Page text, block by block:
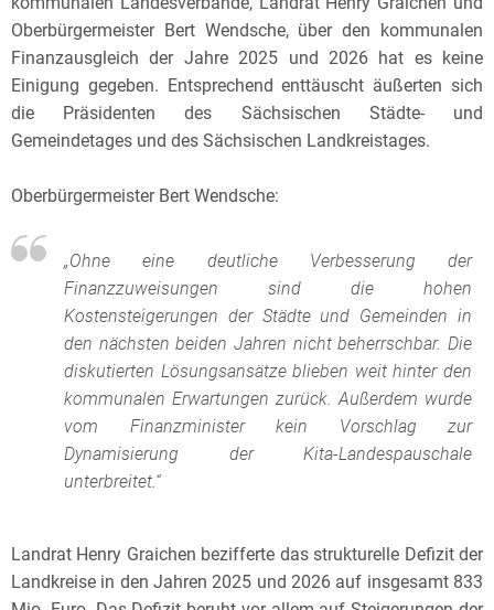
Oberbürgermeister Bert Wendsche, über den kommunalen
Finanzausgleich der Jahre 2025 und 2026 hat es keine
Einigung gegeben. Entsprechend enttäuscht äußerten sich
die Präsidenten des Sächsischen Städte- und
Gemeindetages und des Sächsischen Landkreistages.
Oberbürgermeister Bert Wendsche:
„Ohne eine deutliche Verbesserung der
Finanzzuweisungen sind die hohen
Kostensteigerungen der Städte und Gemeinden in
den nächsten beiden Jahren nicht beherrschbar. Die
diskutierten Lösungsansätze blieben weit hinter den
kommunalen Erwartungen zurück. Außerdem wurde
vom Finanzminister kein Vorschlag zur
Dynamisierung der Kita-Landespauschale
unterbreitet.“
Landrat Henry Graichen bezifferte das strukturelle Defizit der
Landkreise in den Jahren 2025 und 2026 auf insgesamt 833